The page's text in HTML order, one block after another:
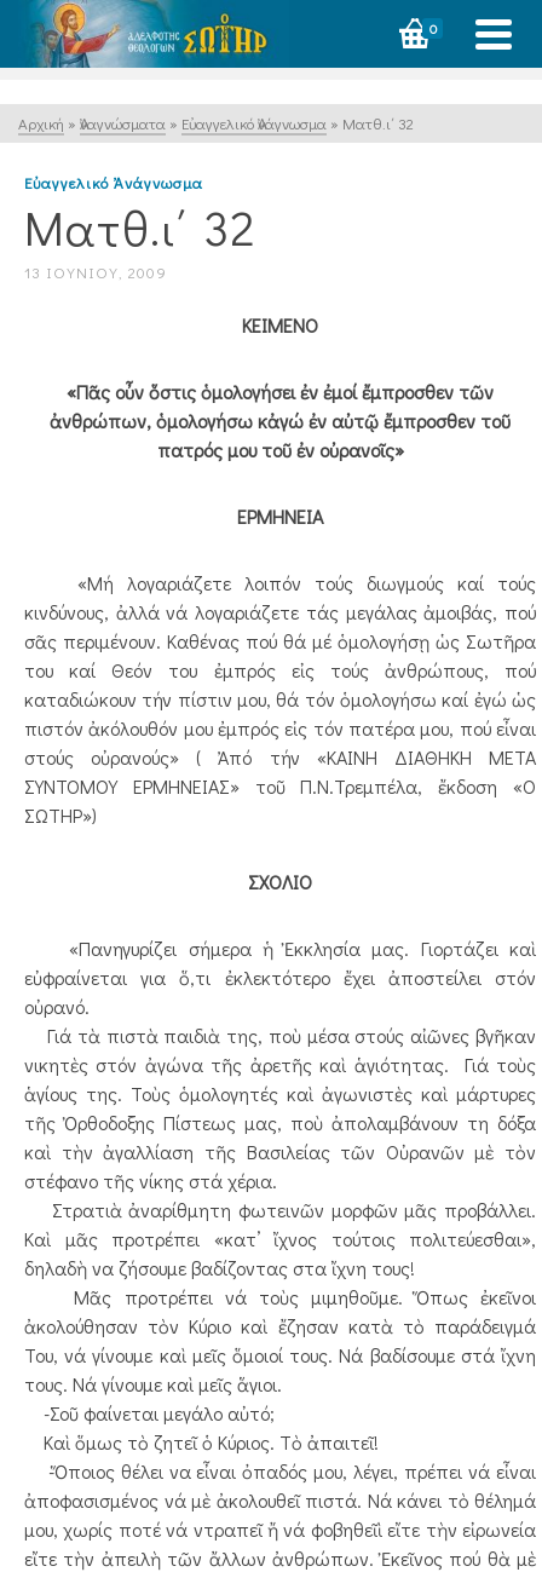
0
Αρχική » Ἀναγνώσματα » Εὐαγγελικό Ἀνάγνωσμα » Ματθ.ι΄ 32
Εὐαγγελικό Ἀνάγνωσμα
Ματθ.ι΄ 32
13 ΙΟΥΝΊΟΥ, 2009
ΚΕΙΜΕΝΟ
«Πᾶς οὖν ὅστις ὁμολογήσει ἐν ἐμοί ἔμπροσθεν τῶν
ἀνθρώπων, ὁμολογήσω κἀγώ ἐν αὐτῷ ἔμπροσθεν τοῦ
πατρός μου τοῦ ἐν οὐρανοῖς»
ΕΡΜΗΝΕΙΑ
«Μή λογαριάζετε λοιπόν τούς διωγμούς καί τούς
κινδύνους, ἀλλά νά λογαριάζετε τάς μεγάλας ἀμοιβάς, πού
σᾶς περιμένουν. Καθένας πού θά μέ ὁμολογήσῃ ὡς Σωτῆρα
του καί Θεόν του ἐμπρός εἰς τούς ἀνθρώπους, πού
καταδιώκουν τήν πίστιν μου, θά τόν ὁμολογήσω καί ἐγώ ὡς
πιστόν ἀκόλουθόν μου ἐμπρός εἰς τόν πατέρα μου, πού εἶναι
στούς οὐρανούς» ( Ἀπό τήν «ΚΑΙΝΗ ΔΙΑΘΗΚΗ ΜΕΤΑ
ΣΥΝΤΟΜΟΥ ΕΡΜΗΝΕΙΑΣ» τοῦ Π.Ν.Τρεμπέλα, ἔκδοση «Ο
ΣΩΤΗΡ»)
ΣΧΟΛΙΟ
«Πανηγυρίζει σήμερα ἡ Ἐκκλησία μας. Γιορτάζει καὶ
εὐφραίνεται για ὅ,τι ἐκλεκτότερο ἔχει ἀποστείλει στόν
οὐρανό.
Γιά τὰ πιστὰ παιδιὰ της, ποὺ μέσα στούς αἰῶνες βγῆκαν
νικητὲς στόν ἀγώνα τῆς ἀρετῆς καὶ ἁγιότητας. Γιά τοὺς
ἁγίους της. Τοὺς ὁμολογητές καὶ ἀγωνιστὲς καὶ μάρτυρες
τῆς Ὀρθοδοξης Πίστεως μας, ποὺ ἀπολαμβάνουν τη δόξα
καὶ τὴν ἀγαλλίαση τῆς Βασιλείας τῶν Οὐρανῶν μὲ τὸν
στέφανο τῆς νίκης στά χέρια.
Στρατιὰ ἀναρίθμητη φωτεινῶν μορφῶν μᾶς προβάλλει.
Καὶ μᾶς προτρέπει «κατ’ ἴχνος τούτοις πολιτεύεσθαι»,
δηλαδὴ να ζήσουμε βαδίζοντας στα ἴχνη τους!
Μᾶς προτρέπει νά τοὺς μιμηθοῦμε. Ὅπως ἐκεῖνοι
ἀκολούθησαν τὸν Κύριο καὶ ἔζησαν κατὰ τὸ παράδειγμά
Του, νά γίνουμε καὶ μεῖς ὅμοιοί τους. Νά βαδίσουμε στά ἴχνη
τους. Νά γίνουμε καὶ μεῖς ἅγιοι.
-Σοῦ φαίνεται μεγάλο αὐτό;
Καὶ ὅμως τὸ ζητεῖ ὁ Κύριος. Τὸ ἀπαιτεῖ!
-Ὅποιος θέλει να εἶναι ὀπαδός μου, λέγει, πρέπει νά εἶναι
ἀποφασισμένος νά μὲ ἀκολουθεῖ πιστά. Νά κάνει τὸ θέλημά
μου, χωρίς ποτέ νά ντραπεῖ ἤ νά φοβηθεῖὶ εἴτε τὴν εἰρωνεία
εἴτε τὴν ἀπειλὴ τῶν ἄλλων ἀνθρώπων. Ἐκεῖνος πού θὰ μὲ